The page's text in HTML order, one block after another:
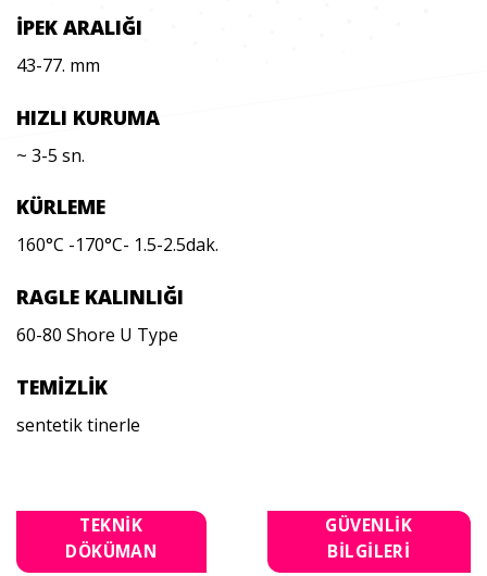
İPEK ARALIĞI
43-77. mm
HIZLI KURUMA
~ 3-5 sn.
KÜRLEME
160°C -170°C- 1.5-2.5dak.
RAGLE KALINLIĞI
60-80 Shore U Type
TEMİZLİK
sentetik tinerle
TEKNİK
DÖKÜMAN
GÜVENLİK
BİLGİLERİ